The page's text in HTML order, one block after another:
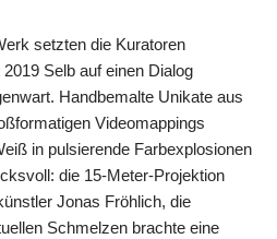
setzten die Kuratoren
Selb auf einen Dialog
Handbemalte Unikate aus
Videomappings
in pulsierende Farbexplosionen
die 15-Meter-Projektion
Jonas Fröhlich, die
Schmelzen brachte eine